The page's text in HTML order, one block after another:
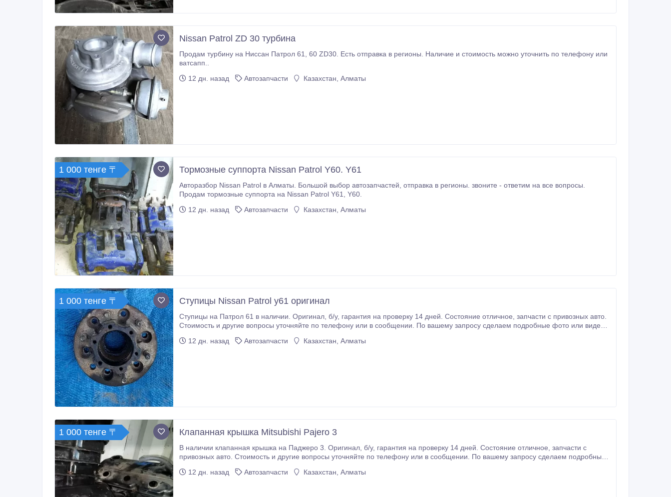
Nissan Patrol ZD 30 турбина
Продам турбину на Ниссан Патрол 61, 60 ZD30. Есть отправка в регионы. Наличие и стоимость можно уточнить по телефону или
ватсапп..
12 дн. назад
Автозапчасти Казахстан, Алматы
1 000 тенге 〒 Тормозные суппорта Nissan Patrol Y60. Y61
Авторазбор Nissan Patrol в Алматы. Большой выбор автозапчастей, отправка в регионы. звоните - ответим на все вопросы.
Продам тормозные суппорта на Nissan Patrol Y61, Y60.
12 дн. назад
Автозапчасти Казахстан, Алматы
1 000 тенге 〒 Ступицы Nissan Patrol y61 оригинал
Ступицы на Патрол 61 в наличии. Оригинал, б/у, гарантия на проверку 14 дней. Состояние отличное, запчасти с привозных авто.
Стоимость и другие вопросы уточняйте по телефону или в сообщении. По вашему запросу сделаем подробные фото или видео
12 дн. назад
Автозапчасти Казахстан, Алматы
1 000 тенге 〒 Клапанная крышка Mitsubishi Pajero 3
В наличии клапанная крышка на Паджеро 3. Оригинал, б/у, гарантия на проверку 14 дней. Состояние отличное, запчасти с
привозных авто. Стоимость и другие вопросы уточняйте по телефону или в сообщении. По вашему запросу сделаем подробные
12 дн. назад
Автозапчасти Казахстан, Алматы